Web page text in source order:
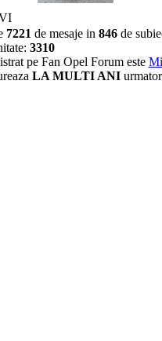
7221 de mesaje in 846de
3310
pe Fan Opel Forum este
LA MULTI ANI